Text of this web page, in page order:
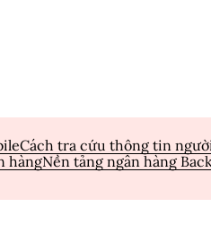
Cách tra cứu thông tin
hàngNền tảng ngân hàng